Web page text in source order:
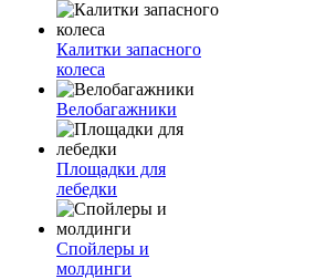
Калитки запасного
колеса
Велобагажники
Площадки для
лебедки
Спойлеры и
молдинги